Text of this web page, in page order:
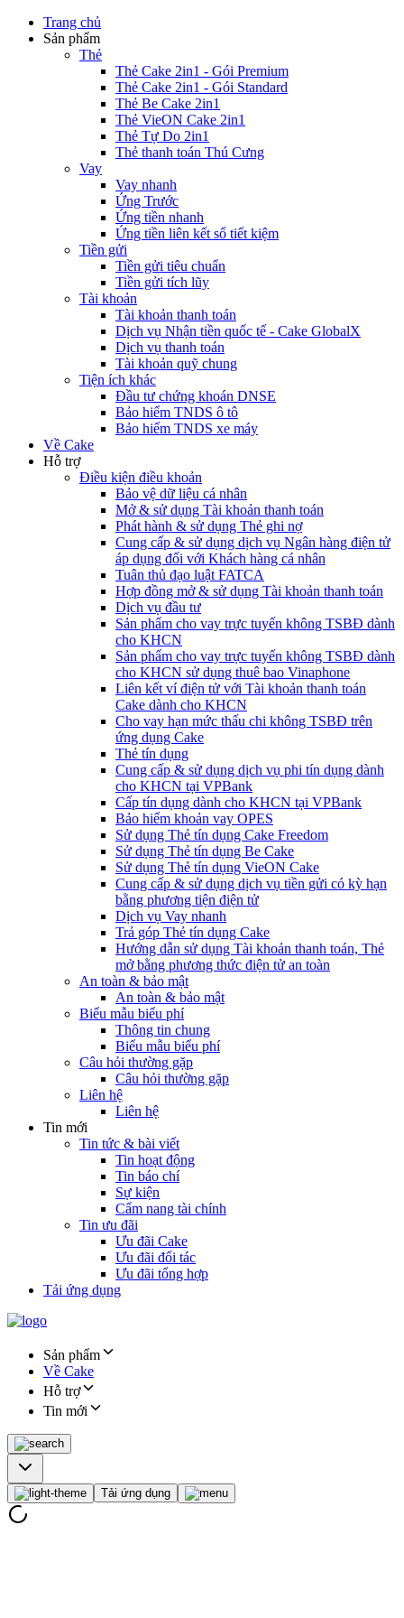
Trang chủ
Sản phẩm
Thẻ
Thẻ Cake 2in1 - Gói Premium
Thẻ Cake 2in1 - Gói Standard
Thẻ Be Cake 2in1
Thẻ VieON Cake 2in1
Thẻ Tự Do 2in1
Thẻ thanh toán Thú Cưng
Vay
Vay nhanh
Ứng Trước
Ứng tiền nhanh
Ứng tiền liên kết sổ tiết kiệm
Tiền gửi
Tiền gửi tiêu chuẩn
Tiền gửi tích lũy
Tài khoản
Tài khoản thanh toán
Dịch vụ Nhận tiền quốc tế - Cake GlobalX
Dịch vụ thanh toán
Tài khoản quỹ chung
Tiện ích khác
Đầu tư chứng khoán DNSE
Bảo hiểm TNDS ô tô
Bảo hiểm TNDS xe máy
Về Cake
Hỗ trợ
Điều kiện điều khoản
Bảo vệ dữ liệu cá nhân
Mở & sử dụng Tài khoản thanh toán
Phát hành & sử dụng Thẻ ghi nợ
Cung cấp & sử dụng dịch vụ Ngân hàng điện tử
áp dụng đối với Khách hàng cá nhân
Tuân thủ đạo luật FATCA
Hợp đồng mở & sử dụng Tài khoản thanh toán
Dịch vụ đầu tư
Sản phẩm cho vay trực tuyến không TSBĐ dành
cho KHCN
Sản phẩm cho vay trực tuyến không TSBĐ dành
cho KHCN sử dụng thuê bao Vinaphone
Liên kết ví điện tử với Tài khoản thanh toán
Cake dành cho KHCN
Cho vay hạn mức thấu chi không TSBĐ trên
ứng dụng Cake
Thẻ tín dụng
Cung cấp & sử dụng dịch vụ phi tín dụng dành
cho KHCN tại VPBank
Cấp tín dụng dành cho KHCN tại VPBank
Bảo hiểm khoản vay OPES
Sử dụng Thẻ tín dụng Cake Freedom
Sử dụng Thẻ tín dụng Be Cake
Sử dụng Thẻ tín dụng VieON Cake
Cung cấp & sử dụng dịch vụ tiền gửi có kỳ hạn
bằng phương tiện điện tử
Dịch vụ Vay nhanh
Trả góp Thẻ tín dụng Cake
Hướng dẫn sử dụng Tài khoản thanh toán, Thẻ
mở bằng phương thức điện tử an toàn
An toàn & bảo mật
An toàn & bảo mật
Biểu mẫu biểu phí
Thông tin chung
Biểu mẫu biểu phí
Câu hỏi thường gặp
Câu hỏi thường gặp
Liên hệ
Liên hệ
Tin mới
Tin tức & bài viết
Tin hoạt động
Tin báo chí
Sự kiện
Cẩm nang tài chính
Tin ưu đãi
Ưu đãi Cake
Ưu đãi đối tác
Ưu đãi tổng hợp
Tải ứng dụng
Sản phẩm
Về Cake
Hỗ trợ
Tin mới
Tải ứng dụng